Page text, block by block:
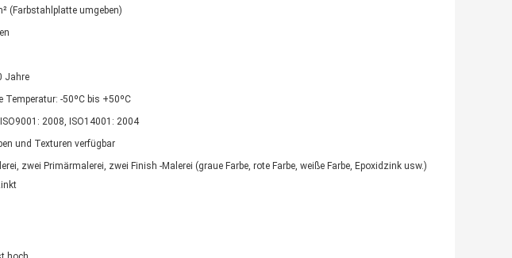
(Farbstahlplatte umgeben)
Jahre
Temperatur: -50ºC bis +50ºC
ISO9001: 2008, ISO14001: 2004
und Texturen verfügbar
zwei Primärmalerei, zwei Finish -Malerei (graue Farbe, rote Farbe, weiße Farbe, Epoxidzink usw.)